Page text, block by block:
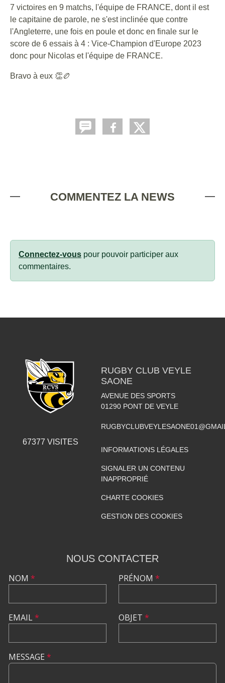
7 victoires en 9 matchs, l'équipe de FRANCE, dont il est
le capitaine de parole, ne s'est inclinée que contre
l'Angleterre, une fois en poule et donc en finale sur le
score de 6 essais à 4 : Vice-Champion d'Europe 2023
donc pour Nicolas et l'équipe de FRANCE.
Bravo à eux 👏🏉
COMMENTEZ LA NEWS
Connectez-vous pour pouvoir participer aux
commentaires.
67377 VISITES
RUGBY CLUB VEYLE
SAONE
AVENUE DES SPORTS
01290 PONT DE VEYLE
INFORMATIONS LÉGALES
SIGNALER UN CONTENU
INAPPROPRIÉ
CHARTE COOKIES
GESTION DES COOKIES
NOUS CONTACTER
NOM *
EMAIL*
PRÉNOM *
OBJET *
MESSAGE *